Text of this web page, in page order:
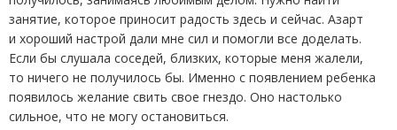
занятие, которое приносит радость здесь и сейчас. Азарт
и хороший настрой дали мне сил и помогли все доделать.
Если бы слушала соседей, близких, которые меня жалели,
то ничего не получилось бы. Именно с появлением ребенка
появилось желание свить свое гнездо. Оно настолько
сильное, что не могу остановиться.